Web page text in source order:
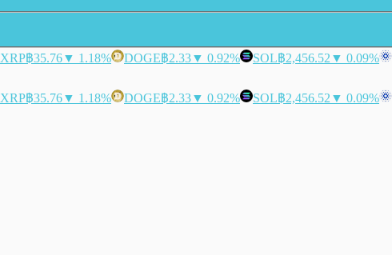
XRP฿35.76▼ 1.18% DOGE฿2.33▼ 0.92% SOL฿2,456.52 ▼ 0.09%
XRP฿35.76▼ 1.18% DOGE฿2.33▼ 0.92% SOL฿2,456.52 ▼ 0.09%